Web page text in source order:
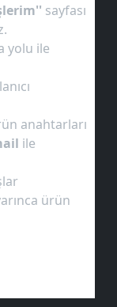
sayfası
yolu ile
anahtarları
ile
ürün